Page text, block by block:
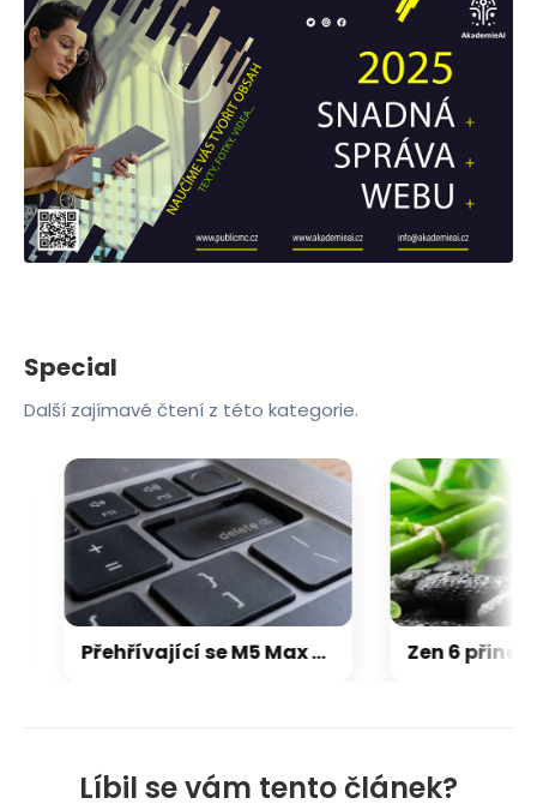
Líbil se vám tento článek?
Special
Další zajímavé čtení z této kategorie.
Přehřívající se M5 Max MacBook Pro trápí zaseklé klávesy, cena opravy je $895